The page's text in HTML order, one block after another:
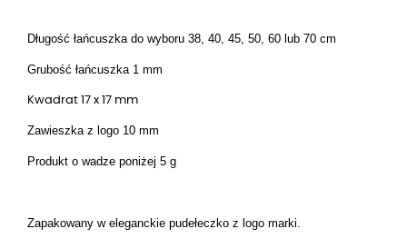
Długość łańcuszka do wyboru 38, 40, 45, 50, 60 lub 70 cm
Grubość łańcuszka 1 mm
Kwadrat 17 x 17 mm
Zawieszka z logo 10 mm
Produkt o wadze poniżej 5 g
Zapakowany w eleganckie pudełeczko z logo marki.